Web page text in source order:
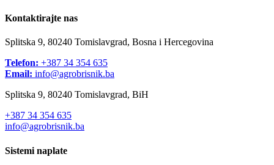
Kontaktirajte nas
Splitska 9, 80240 Tomislavgrad, Bosna i Hercegovina
Telefon: +387 34 354 635
Email: info@agrobrisnik.ba
Splitska 9, 80240 Tomislavgrad, BiH
+387 34 354 635
info@agrobrisnik.ba
Sistemi naplate